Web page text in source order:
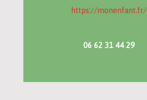
https://monenfant.fr/
06 62 31 44 29